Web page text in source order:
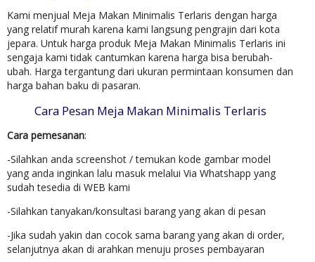
Kami menjual Meja Makan Minimalis Terlaris dengan harga
yang relatif murah karena kami langsung pengrajin dari kota
jepara. Untuk harga produk Meja Makan Minimalis Terlaris ini
sengaja kami tidak cantumkan karena harga bisa berubah-
ubah. Harga tergantung dari ukuran permintaan konsumen dan
harga bahan baku di pasaran.
Cara Pesan Meja Makan Minimalis Terlaris
Cara pemesanan:
-Silahkan anda screenshot / temukan kode gambar model
yang anda inginkan lalu masuk melalui Via Whatshapp yang
sudah tesedia di WEB kami
-Silahkan tanyakan/konsultasi barang yang akan di pesan
-Jika sudah yakin dan cocok sama barang yang akan di order,
selanjutnya akan di arahkan menuju proses pembayaran